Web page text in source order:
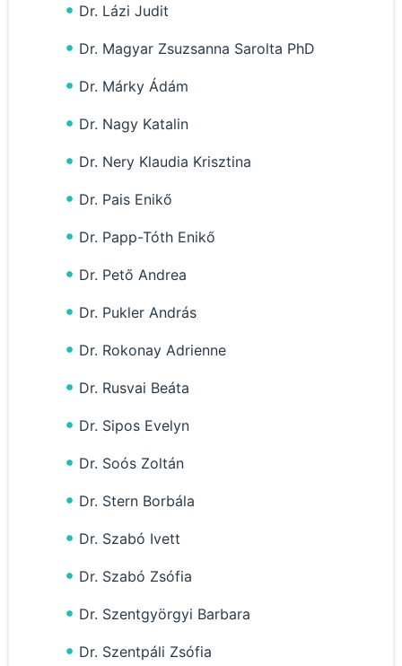
Dr. Lázi Judit
Dr. Magyar Zsuzsanna Sarolta PhD
Dr. Márky Ádám
Dr. Nagy Katalin
Dr. Nery Klaudia Krisztina
Dr. Pais Enikő
Dr. Papp-Tóth Enikő
Dr. Pető Andrea
Dr. Pukler András
Dr. Rokonay Adrienne
Dr. Rusvai Beáta
Dr. Sipos Evelyn
Dr. Soós Zoltán
Dr. Stern Borbála
Dr. Szabó Ivett
Dr. Szabó Zsófia
Dr. Szentgyörgyi Barbara
Dr. Szentpáli Zsófia